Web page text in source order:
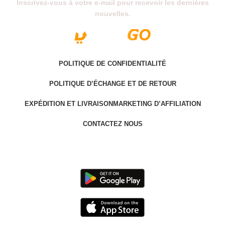
Inscrivez-vous à votre e-mail pour recevoir les dernières
nouvelles.
POLITIQUE DE CONFIDENTIALITÉ
POLITIQUE D’ÉCHANGE ET DE RETOUR
EXPÉDITION ET LIVRAISON MARKETING D’AFFILIATION
CONTACTEZ NOUS